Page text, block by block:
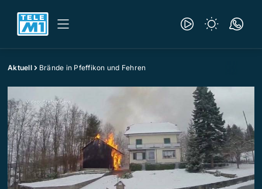
Aktuell Brände in Pfeffikon und Fehren